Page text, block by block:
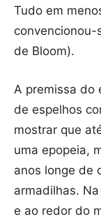
Tudo em
convencionou-
de Bloom).
A premissa do
de espelhos
mostrar que
uma epopeia,
anos longe de
armadilhas.
e ao redor do